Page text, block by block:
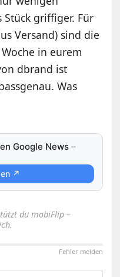
griffiger. Für
Versand) sind die
in eurem
dbrand ist
Was
Google News –
↗
du mobiFlip –
Fehler melden